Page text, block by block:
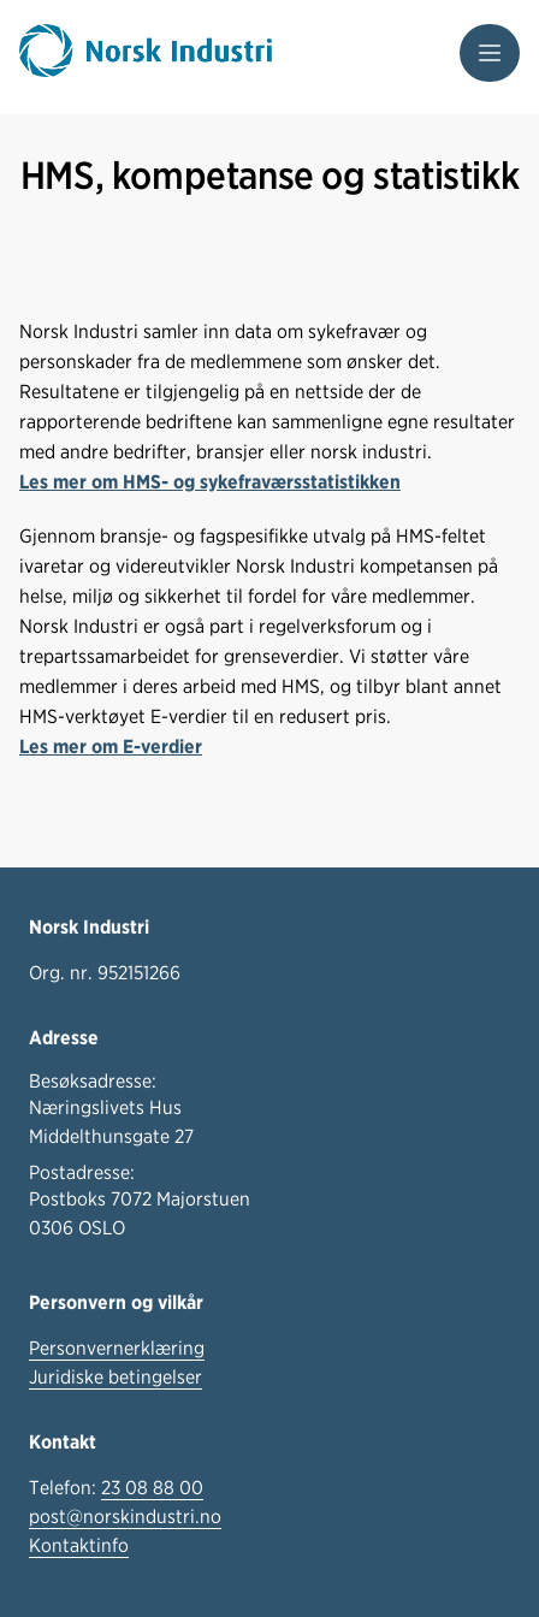
Meny
HMS, kompetanse og statistikk
Norsk Industri samler inn data om sykefravær og
personskader fra de medlemmene som ønsker det.
Resultatene er tilgjengelig på en nettside der de
rapporterende bedriftene kan sammenligne egne resultater
med andre bedrifter, bransjer eller norsk industri.
Les mer om HMS- og sykefraværsstatistikken
Gjennom bransje- og fagspesifikke utvalg på HMS-feltet
ivaretar og videreutvikler Norsk Industri kompetansen på
helse, miljø og sikkerhet til fordel for våre medlemmer.
Norsk Industri er også part i regelverksforum og i
trepartssamarbeidet for grenseverdier. Vi støtter våre
medlemmer i deres arbeid med HMS, og tilbyr blant annet
HMS-verktøyet E-verdier til en redusert pris.
Les mer om E-verdier
Norsk Industri
Org. nr. 952151266
Adresse
Besøksadresse:
Næringslivets Hus
Middelthunsgate 27
Postadresse:
Postboks 7072 Majorstuen
0306 OSLO
Personvern og vilkår
Personvernerklæring
Juridiske betingelser
Kontakt
Telefon: 23 08 88 00
post@norskindustri.no
Kontaktinfo